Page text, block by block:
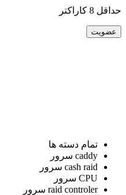
حداقل 8 کاراکتر
تمام دسته ها
caddy سرور
cash raid سرور
CPU سرور
raid controler سرور